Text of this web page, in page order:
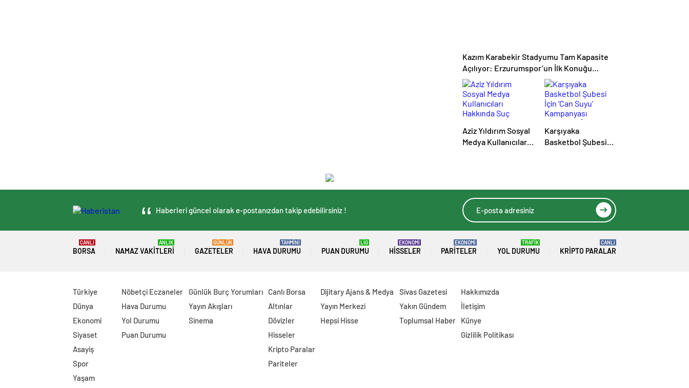
Kazım Karabekir Stadyumu Tam Kapasite
Açılıyor: Erzurumspor’un İlk Konuğu
Galatasaray
Aziz Yıldırım Sosyal
Medya Kullanıcıları
Karşıyaka
Basketbol Şubesi
Haberleri güncel olarak e-postanızdan takip edebilirsiniz !
BORSA
CANLI
NAMAZ VAKITLERI
ANLIK
GAZETELER
GÜNLÜK
HAVA DURUMU
TAHMİNİ
PUAN DURUMU
LİG
HISSELER
EKONOMİ
PARITELER
EKONOMİ
YOL DURUMU
TRAFİK
KRIPTO PARALAR
CANLI
Türkiye
Dünya
Ekonomi
Siyaset
Asayiş
Spor
Yaşam
Nöbetçi Eczaneler
Hava Durumu
Yol Durumu
Puan Durumu
Günlük Burç Yorumları
Yayın Akışları
Sinema
Canlı Borsa
Altınlar
Dövizler
Hisseler
Kripto Paralar
Pariteler
Dijitary Ajans & Medya
Yayın Merkezi
Hepsi Hisse
Sivas Gazetesi
Yakın Gündem
Toplumsal Haber
Hakkımızda
İletişim
Künye
Gizlilik Politikası